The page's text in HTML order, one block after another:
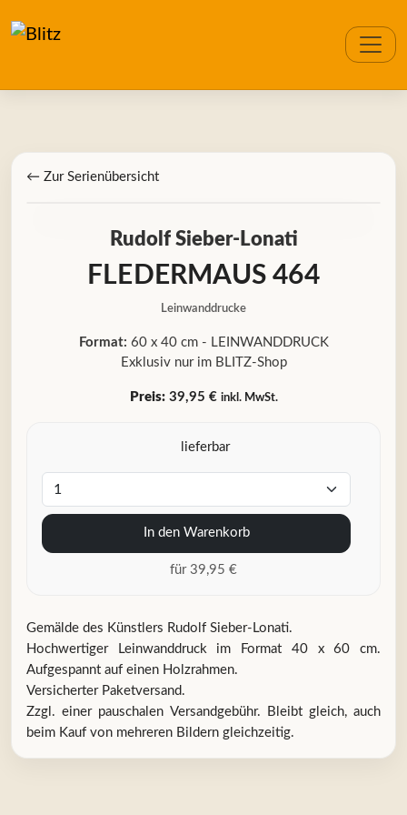
← Zur Serienübersicht
Rudolf Sieber-Lonati
FLEDERMAUS 464
Leinwanddrucke
Format: 60 x 40 cm - LEINWANDDRUCK
Exklusiv nur im BLITZ-Shop
Preis:39,95 € inkl. MwSt.
lieferbar
In den Warenkorb
für 39,95 €
Gemälde des Künstlers Rudolf Sieber-Lonati.
Hochwertiger Leinwanddruck im Format 40 x 60 cm.
Aufgespannt auf einen Holzrahmen.
Versicherter Paketversand.
Zzgl. einer pauschalen Versandgebühr. Bleibt gleich, auch
beim Kauf von mehreren Bildern gleichzeitig.